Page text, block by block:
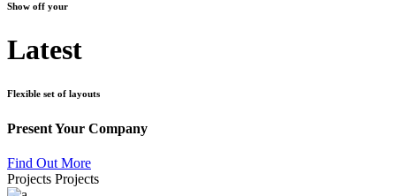
Show off your
Latest
Flexible set of layouts
Present Your Company
Find Out More
Projects Projects